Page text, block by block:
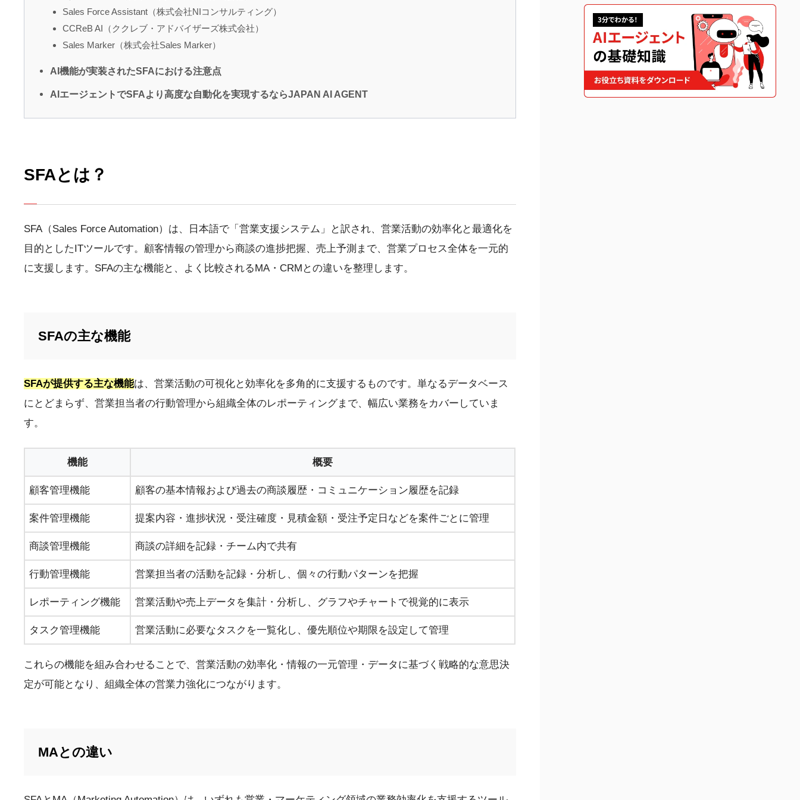
Sales Force Assistant（株式会社NIコンサルティング）
CCReB AI（ククレブ・アドバイザーズ株式会社）
Sales Marker（株式会社Sales Marker）
AI機能が実装されたSFAにおける注意点
AIエージェントでSFAより高度な自動化を実現するならJAPAN AI AGENT
SFAとは？
SFA（Sales Force Automation）は、日本語で「営業支援システム」と訳され、営業活動の効率化と最適化を
目的としたITツールです。顧客情報の管理から商談の進捗把握、売上予測まで、営業プロセス全体を一元的
に支援します。SFAの主な機能と、よく比較されるMA・CRMとの違いを整理します。
SFAの主な機能
SFAが提供する主な機能は、営業活動の可視化と効率化を多角的に支援するものです。単なるデータベース
にとどまらず、営業担当者の行動管理から組織全体のレポーティングまで、幅広い業務をカバーしていま
す。
機能 概要
顧客管理機能 顧客の基本情報および過去の商談履歴・コミュニケーション履歴を記録
案件管理機能 提案内容・進捗状況・受注確度・見積金額・受注予定日などを案件ごとに管理
商談管理機能 商談の詳細を記録・チーム内で共有
行動管理機能 営業担当者の活動を記録・分析し、個々の行動パターンを把握
レポーティング機能 営業活動や売上データを集計・分析し、グラフやチャートで視覚的に表示
タスク管理機能 営業活動に必要なタスクを一覧化し、優先順位や期限を設定して管理
これらの機能を組み合わせることで、営業活動の効率化・情報の一元管理・データに基づく戦略的な意思決
定が可能となり、組織全体の営業力強化につながります。
MAとの違い